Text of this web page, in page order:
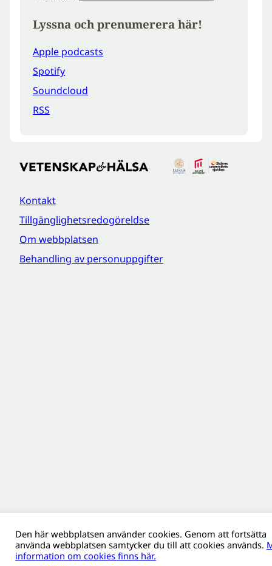
Lyssna och prenumerera här!
Apple podcasts
Spotify
Soundcloud
RSS
Kontakt
Tillgänglighetsredogöreldse
Om webbplatsen
Behandling av personuppgifter
Den här webbplatsen använder cookies. Genom att fortsätta
använda webbplatsen samtycker du till att cookies används.
information om cookies finns här.